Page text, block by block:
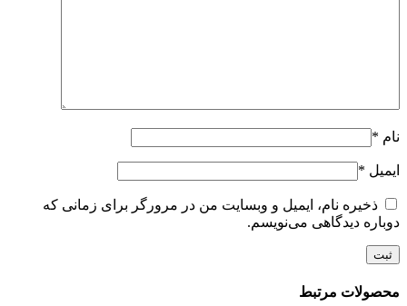
نام *
ایمیل *
ذخیره نام، ایمیل و وبسایت من در مرورگر برای زمانی که
دوباره دیدگاهی می‌نویسم.
محصولات مرتبط